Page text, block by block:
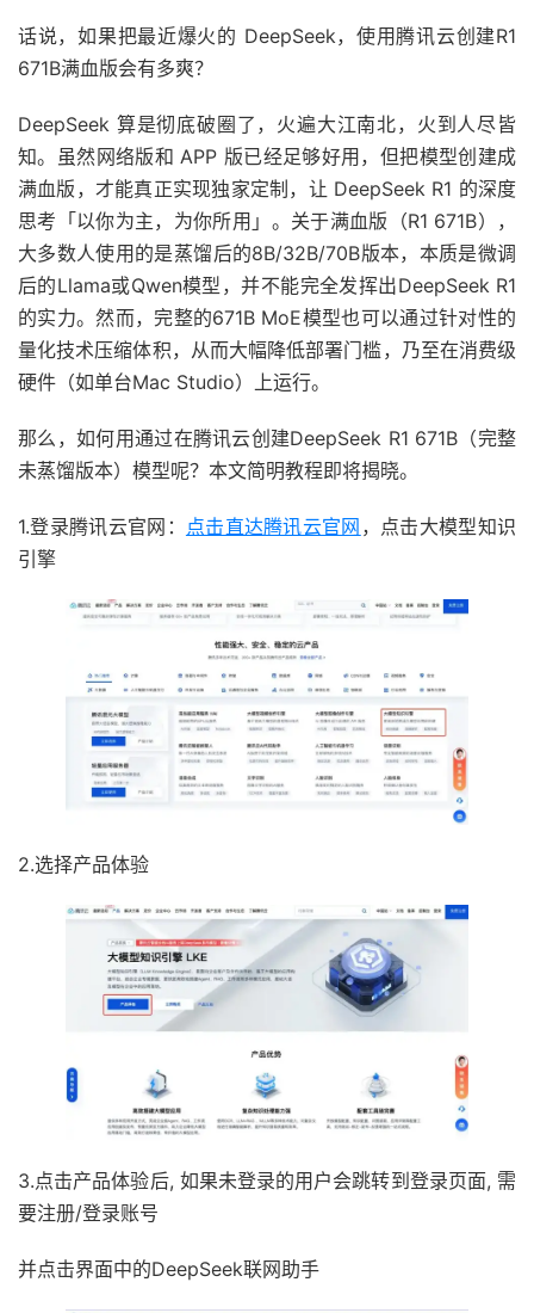
话说，如果把最近爆火的 DeepSeek，使用腾讯云创建R1
671B满血版会有多爽？
DeepSeek 算是彻底破圈了，火遍大江南北，火到人尽皆
知。虽然网络版和 APP 版已经足够好用，但把模型创建成
满血版，才能真正实现独家定制，让 DeepSeek R1 的深度
思考「以你为主，为你所用」。关于满血版（R1 671B），
大多数人使用的是蒸馏后的8B/32B/70B版本，本质是微调
后的Llama或Qwen模型，并不能完全发挥出DeepSeek R1
的实力。然而，完整的671B MoE模型也可以通过针对性的
量化技术压缩体积，从而大幅降低部署门槛，乃至在消费级
硬件（如单台Mac Studio）上运行。
那么，如何用通过在腾讯云创建DeepSeek R1 671B（完整
未蒸馏版本）模型呢？本文简明教程即将揭晓。
1.登录腾讯云官网： 点击直达腾讯云官网 ，点击大模型知识
引擎
2.选择产品体验
3.点击产品体验后, 如果未登录的用户会跳转到登录页面, 需
要注册/登录账号
并点击界面中的DeepSeek联网助手